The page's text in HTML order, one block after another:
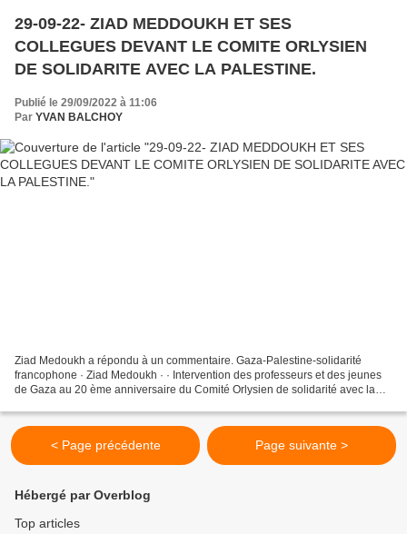
29-09-22- ZIAD MEDDOUKH ET SES
COLLEGUES DEVANT LE COMITE ORLYSIEN
DE SOLIDARITE AVEC LA PALESTINE.
Publié le 29/09/2022 à 11:06
Par YVAN BALCHOY
Ziad Medoukh a répondu à un commentaire. Gaza-Palestine-solidarité
francophone · Ziad Medoukh · · Intervention des professeurs et des jeunes
de Gaza au 20 ème anniversaire du Comité Orlysien de solidarité avec la
< Page précédente Page suivante >
Hébergé par Overblog
Top articles